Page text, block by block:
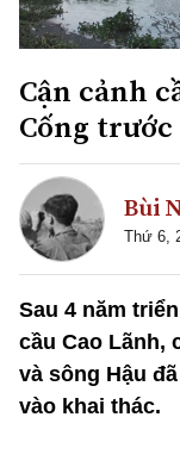
Cận cảnh
Cống
Bùi
Thứ 6,
Sau 4 năm
cầu Cao Lãnh,
và sông Hậu
vào khai thác.